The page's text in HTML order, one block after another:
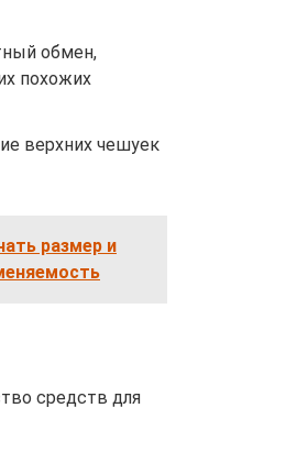
обмен,
похожих
верхних чешуек
размер и
средств для